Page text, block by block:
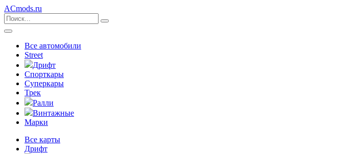
ACmods.ru
Все автомобили
Street
Дрифт
Спорткары
Суперкары
Трек
Ралли
Винтажные
Марки
Все карты
Дрифт